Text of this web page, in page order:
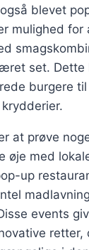
blevet
mulighed for
set.
burgere
at prøve
øje med
up
events
retter,